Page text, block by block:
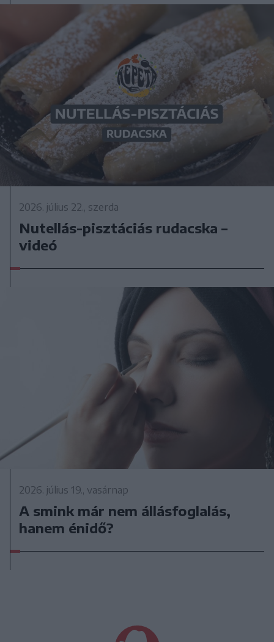
2026. július 22., szerda
Nutellás-pisztáciás rudacska –
videó
2026. július 19., vasárnap
A smink már nem állásfoglalás,
hanem énidő?